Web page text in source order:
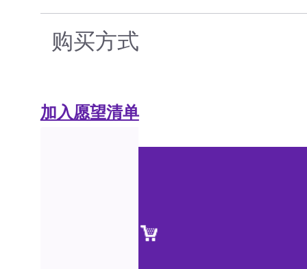
购买方式
加入愿望清单